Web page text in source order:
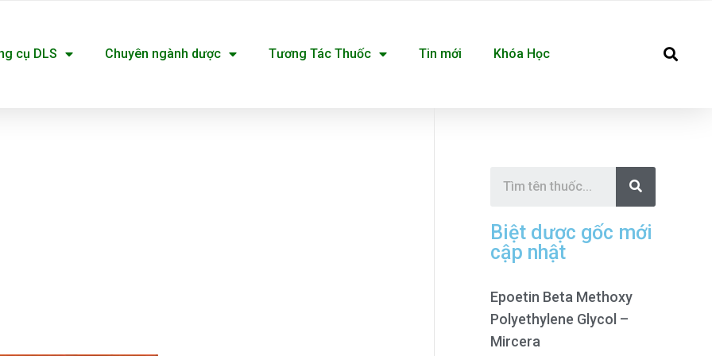
cụ DLS Chuyên ngành dược Tương Tác Thuốc Tin mới Khóa Học
S
a
r
c
h
Biệt dược gốc mới
cập nhật
Epoetin Beta Methoxy
Polyethylene Glycol –
Mircera